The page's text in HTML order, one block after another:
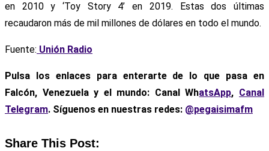
en 2010 y ‘Toy Story 4’ en 2019. Estas dos últimas
recaudaron más de mil millones de dólares en todo el mundo.
Fuente: Unión Radio
Pulsa los enlaces para enterarte de lo que pasa en
Falcón, Venezuela y el mundo: Canal WhatsApp, Canal
Telegram. Síguenos en nuestras redes: @pegaisimafm
Share This Post: